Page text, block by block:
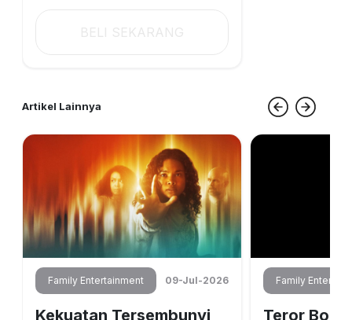
Artikel Lainnya
Family Entertainment 09-Jul-2026
Kekuatan Tersembunyi
Family
Teror